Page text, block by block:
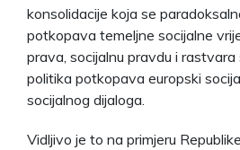
konsolidacije koja se
potkopava temeljne socijalne
prava, socijalnu pravdu i rastvara
politika potkopava europski
socijalnog dijaloga.
Vidljivo je to na primjeru